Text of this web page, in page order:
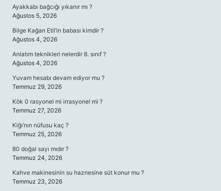
Ayakkabı bağcığı yıkanır mı ?
Ağustos 5, 2026
Bilge Kağan Etil’in babası kimdir ?
Ağustos 4, 2026
Anlatım teknikleri nelerdir 8. sınıf ?
Ağustos 4, 2026
Yuvam hesabı devam ediyor mu ?
Temmuz 29, 2026
Kök 0 rasyonel mi irrasyonel mi ?
Temmuz 27, 2026
Kiğı’nın nüfusu kaç ?
Temmuz 25, 2026
80 doğal sayı mıdır ?
Temmuz 24, 2026
Kahve makinesinin su haznesine süt konur mu ?
Temmuz 23, 2026